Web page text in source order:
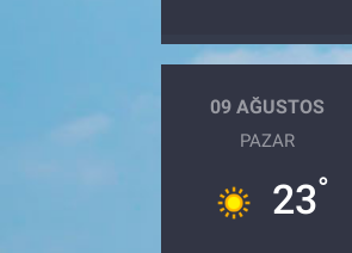
09 AĞUSTOS
PAZAR
23°